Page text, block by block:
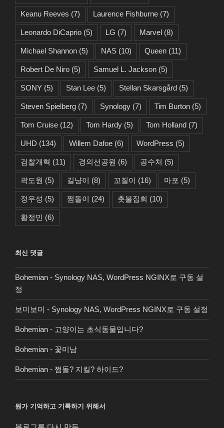
Keanu Reeves (7) Laurence Fishburne (7)
Leonardo DiCaprio (5) LG (7) Marvel (8)
Michael Shannon (5) NAS (10) Queen (11)
Robert De Niro (5) Samuel L. Jackson (5)
SONY (5) Stan Lee (5) Stellan Skarsgård (5)
Steven Spielberg (7) Synology (7) Tim Burton (5)
Tom Cruise (12) Tom Hardy (5) Tom Holland (7)
UHD (134) Willem Dafoe (6) WordPress (5)
검찰개혁 (11) 경의선공원 (6) 공수처 (5)
곽도원 (5) 길냥이 (8) 꼬질이 (16) 마포 (5)
정우성 (5) 쩜돌이 (24) 촛불집회 (10)
황정민 (6)
최신 댓글
Bohemian - Synology NAS, WordPress NGINX로 구동 설
정
보미보미 - Synology NAS, WordPress NGINX로 구동 설정
Bohemian - 고양이는 초식동물입니다?
Bohemian - 꽃미남
Bohemian - 쩜돌? 지킬? 하이드?
뭔가 기억하고 기록하기 위해서